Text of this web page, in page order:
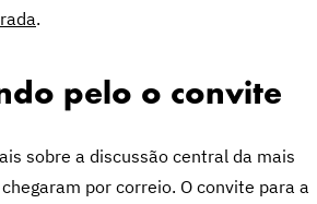
.
pelo o convite
sobre a discussão central da mais
por correio. O convite para a